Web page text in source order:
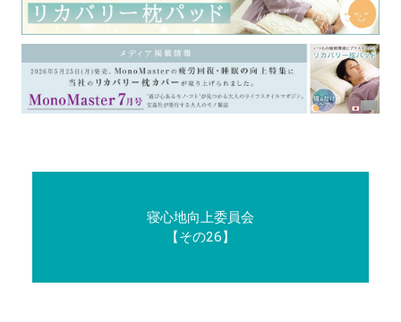
寝心地向上委員会
【その26】